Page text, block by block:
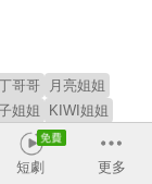
哥哥
月亮姐姐
姐姐
KIWI姐姐
阿嗚
短劇 更多